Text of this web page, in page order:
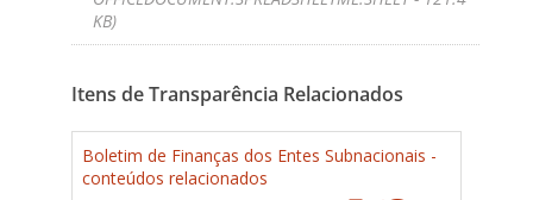
KB)
Itens de Transparência Relacionados
Boletim de Finanças dos Entes Subnacionais -
conteúdos relacionados